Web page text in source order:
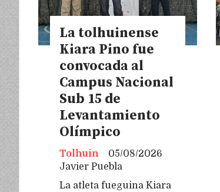
La tolhuinense
Kiara Pino fue
convocada al
Campus Nacional
Sub 15 de
Levantamiento
Olímpico
Javier Puebla
Tolhuin 05/08/2026
La atleta fueguina Kiara